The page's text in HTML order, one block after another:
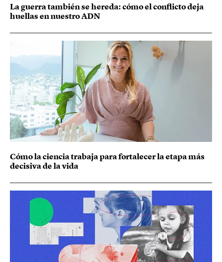
La guerra también se hereda: cómo el conflicto deja
huellas en nuestro ADN
Cómo la ciencia trabaja para fortalecer la etapa más
decisiva de la vida